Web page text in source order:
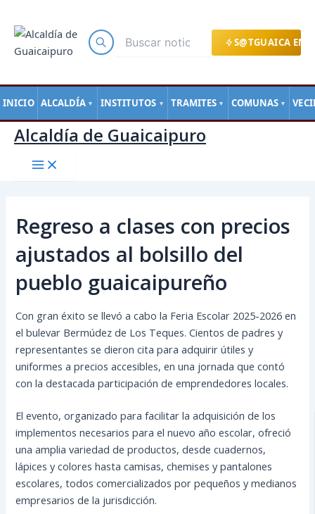
S@TGUAICA EN
INICIO ALCALDÍA ▼ INSTITUTOS ▼ TRAMITES ▼ COMUNAS ▼
contenido
Alcaldía de Guaicaipuro
Regreso a clases con precios
ajustados al bolsillo del
pueblo guaicaipureño
Con gran éxito se llevó a cabo la Feria Escolar 2025-2026 en
el bulevar Bermúdez de Los Teques. Cientos de padres y
representantes se dieron cita para adquirir útiles y
uniformes a precios accesibles, en una jornada que contó
con la destacada participación de emprendedores locales.
El evento, organizado para facilitar la adquisición de los
implementos necesarios para el nuevo año escolar, ofreció
una amplia variedad de productos, desde cuadernos,
lápices y colores hasta camisas, chemises y pantalones
escolares, todos comercializados por pequeños y medianos
empresarios de la jurisdicción.
de
entradas